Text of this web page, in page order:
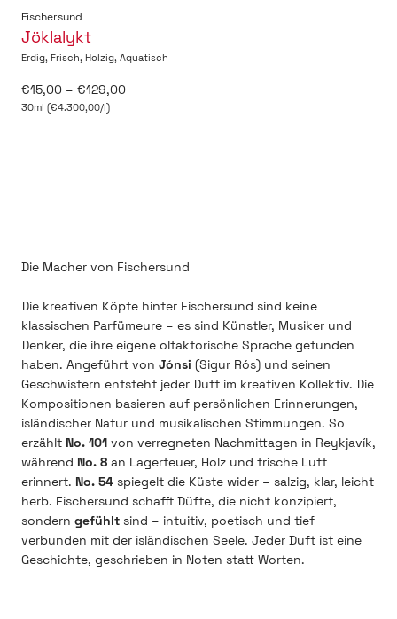
Fischersund
Jöklalykt
Erdig, Frisch, Holzig, Aquatisch
Angebot
€15,00 – €129,00
30ml (€4.300,00/l)
Die Macher von Fischersund
Die kreativen Köpfe hinter Fischersund sind keine
klassischen Parfümeure – es sind Künstler, Musiker und
Denker, die ihre eigene olfaktorische Sprache gefunden
haben. Angeführt von Jónsi (Sigur Rós) und seinen
Geschwistern entsteht jeder Duft im kreativen Kollektiv. Die
Kompositionen basieren auf persönlichen Erinnerungen,
isländischer Natur und musikalischen Stimmungen. So
erzählt No. 101 von verregneten Nachmittagen in Reykjavík,
während No. 8 an Lagerfeuer, Holz und frische Luft
erinnert. No. 54 spiegelt die Küste wider – salzig, klar, leicht
herb. Fischersund schafft Düfte, die nicht konzipiert,
sondern gefühlt sind – intuitiv, poetisch und tief
verbunden mit der isländischen Seele. Jeder Duft ist eine
Geschichte, geschrieben in Noten statt Worten.